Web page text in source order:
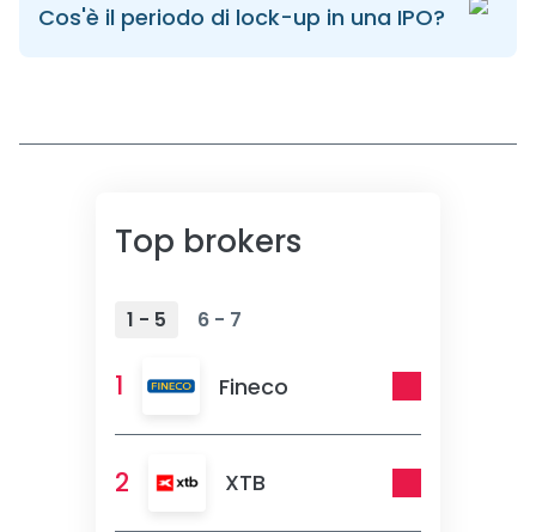
Cos'è il periodo di lock-up in una IPO?
Top brokers
1 - 5 6 - 7
1 Fineco
2 XTB